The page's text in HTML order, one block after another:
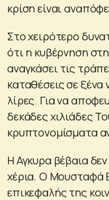
κρίση είναι
Στο χειρότερο
ότι η κυβέρνηση
αναγκάσει τις
καταθέσεις σε
λίρες. Για να
δεκάδες χιλιάδες
κρυπτονομίσματα
Η Αγκυρα βέβαια
χέρια. Ο Μουσταφά
επικεφαλής της